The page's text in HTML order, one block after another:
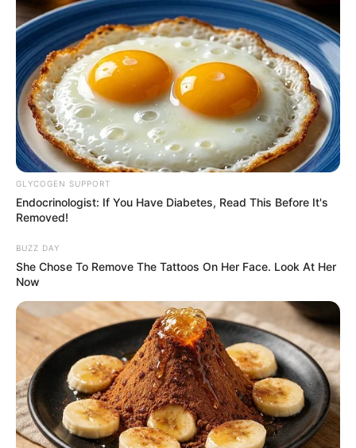
Ποια είναι ανοιχτά και ποιοι δεν θα πάνε
για δουλειά
Η 28η Οκτωβρίου είναι μια μέρα γεμάτη
συμβολισμούς, υπερηφάνεια και συγκίνηση.
Από νωρίς το πρωί, σε κάθε πόλη και χωριό
της Ελλάδας, ακούγονται τύμπανα, σημαίες
κυματίζουν και οι μαθητές ετοιμάζονται να
παρελάσουν τιμώντας τους ήρωες του ’40. Οι
GLYCOGEN SUPPORT
Endocrinologist: If You Have Diabetes, Read This Before It's
Removed!
BUZZ DAY
She Chose To Remove The Tattoos On Her Face. Look At Her
Now